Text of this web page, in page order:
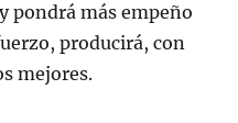
pondrá más empeño
producirá, con
mejores.